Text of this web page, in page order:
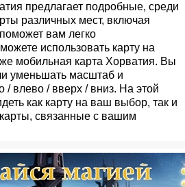
предлагает подробные, среди
различных мест, включая
вам легко
использовать карту на
мобильная карта Хорватия. Вы
уменьшать масштаб и
/ влево / вверх / вниз. На этой
как карту на ваш выбор, так и
связанные с вашим